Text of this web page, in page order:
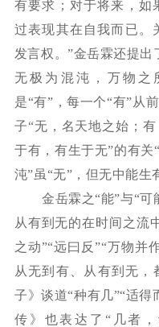
有要求；对于将来，如
过表现其在自我而已。
发言权。”金岳霖还提出
无极为混沌，万物之
是“有”，每一个“有”从
子“无，名天地之始；
于有，有生于无”的有关
沌”虽“无”，但无中能生
金岳霖之“能”与“可
从有到无的在时间之流
之动”“远曰反”“万物并
从无到有、从有到无，
子》谈道“种有几”“适
传》也表达了“几者